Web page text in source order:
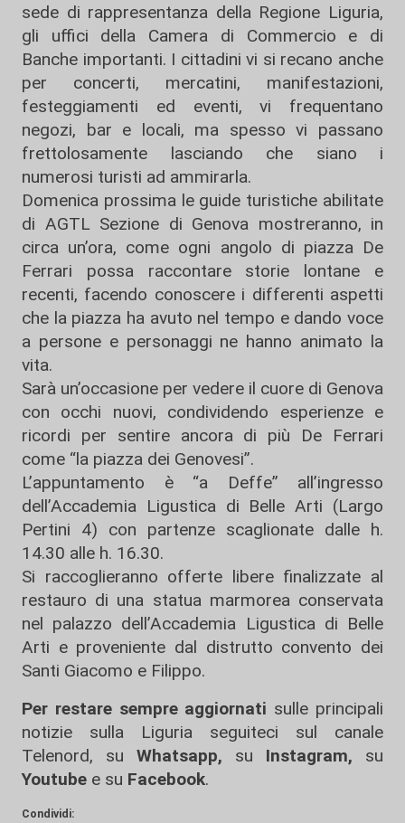
sede di rappresentanza della Regione Liguria,
gli uffici della Camera di Commercio e di
Banche importanti. I cittadini vi si recano anche
per concerti, mercatini, manifestazioni,
festeggiamenti ed eventi, vi frequentano
negozi, bar e locali, ma spesso vi passano
frettolosamente lasciando che siano i
numerosi turisti ad ammirarla.
Domenica prossima le guide turistiche abilitate
di AGTL Sezione di Genova mostreranno, in
circa un’ora, come ogni angolo di piazza De
Ferrari possa raccontare storie lontane e
recenti, facendo conoscere i differenti aspetti
che la piazza ha avuto nel tempo e dando voce
a persone e personaggi ne hanno animato la
vita.
Sarà un’occasione per vedere il cuore di Genova
con occhi nuovi, condividendo esperienze e
ricordi per sentire ancora di più De Ferrari
come “la piazza dei Genovesi”.
L’appuntamento è “a Deffe” all’ingresso
dell’Accademia Ligustica di Belle Arti (Largo
Pertini 4) con partenze scaglionate dalle h.
14.30 alle h. 16.30.
Si raccoglieranno offerte libere finalizzate al
restauro di una statua marmorea conservata
nel palazzo dell’Accademia Ligustica di Belle
Arti e proveniente dal distrutto convento dei
Santi Giacomo e Filippo.
Per restare sempre aggiornati sulle principali
notizie sulla Liguria seguiteci sul canale
Telenord, su
Whatsapp, su Instagram, su
Youtube e su Facebook.
Condividi: